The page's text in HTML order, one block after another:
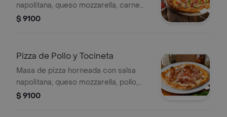
napolitana, queso mozzarella, carne
desmechada, maíz, pimentón y jamón,
$ 9100
Pizza de Pollo y Tocineta
Masa de pizza horneada con salsa
napolitana, queso mozzarella, pollo,
tocineta y jamón, tamaño a elegir.
$ 9100